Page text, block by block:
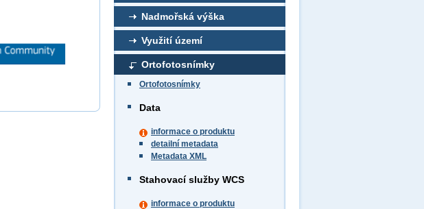
Nadmořská výška
Využití území
Ortofotosnímky
Ortofotosnímky
Data
informace o produktu
detailní metadata
Metadata XML
Stahovací služby WCS
informace o produktu